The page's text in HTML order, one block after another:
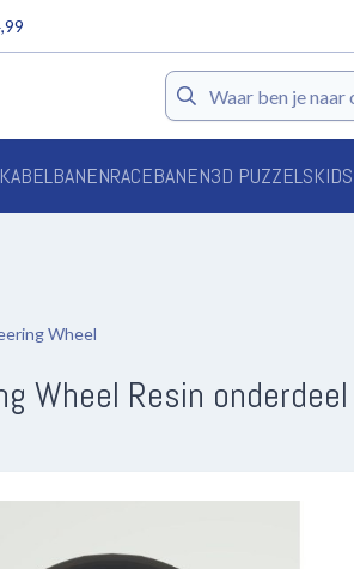
Zoeken
KABELBANENRACEBANEN3D PUZZELSKIDS
Wheel
Wheel Resin onderdeel